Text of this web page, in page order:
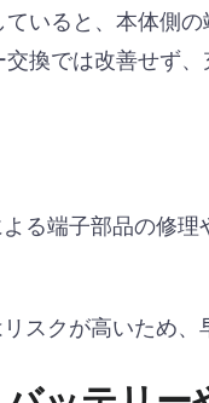
いると、本体側
換では改善せず
る端子部品の修理
スクが高いため